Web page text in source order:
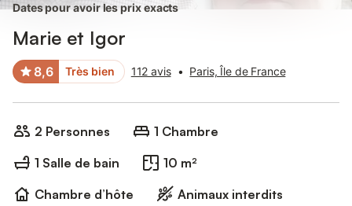
Dates pour avoir les prix exacts
Marie et Igor
8,6 Très bien 112 avis • Paris, Île de France
2 Personnes
1 Chambre
1 Salle de bain
10 m²
Chambre d’hôte
Animaux interdits